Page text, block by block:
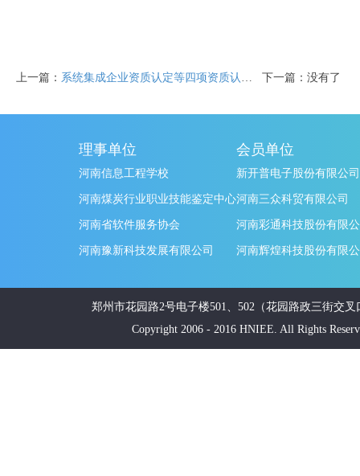
上一篇： 系统集成企业资质认定等四项资质认定工作的通知 下一篇：没有了
理事单位
河南信息工程学校
河南煤炭行业职业技能鉴定中心
河南省软件服务协会
河南豫新科技发展有限公司
会员单位
新开普电子股份有限公司
河南三众科贸有限公司
河南彩通科技股份有限
河南辉煌科技股份有限
郑州市花园路2号电子楼501、502（花园路政三街交叉
Copyright 2006 - 2016 HNIEE. All Rights